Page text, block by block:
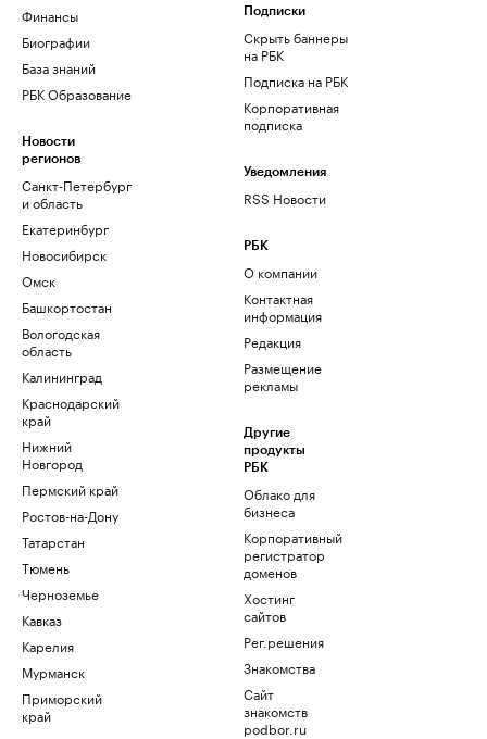
Финансы
Биографии
База знаний
РБК Образование
Новости
регионов
Санкт-Петербург
и область
Екатеринбург
Новосибирск
Омск
Башкортостан
Вологодская
область
Калининград
Краснодарский
край
Нижний
Новгород
Пермский край
Ростов-на-Дону
Татарстан
Тюмень
Черноземье
Кавказ
Карелия
Мурманск
Приморский
край
Подписки
Скрыть баннеры
на РБК
Подписка на РБК
Корпоративная
подписка
Уведомления
RSS Новости
РБК
О компании
Контактная
информация
Редакция
Размещение
рекламы
Другие
продукты
РБК
Облако для
бизнеса
Корпоративный
регистратор
доменов
Хостинг
сайтов
Рег.решения
Знакомства
Сайт
знакомств
podbor.ru